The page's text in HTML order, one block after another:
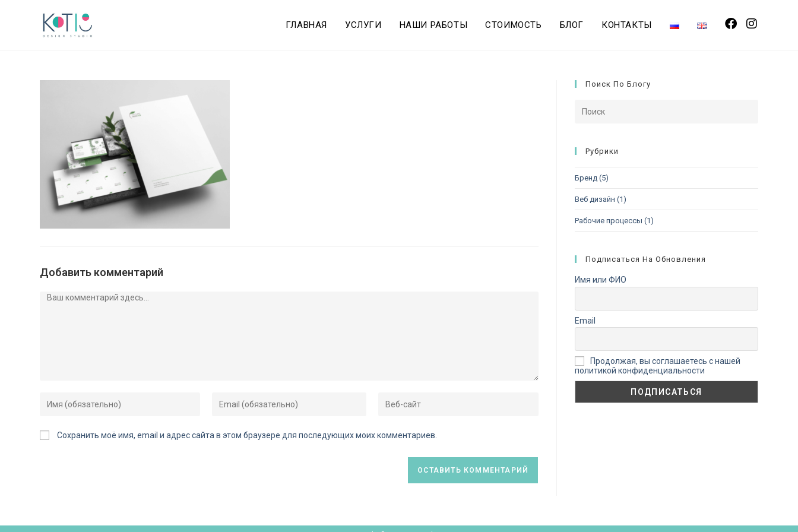
ГЛАВНАЯ УСЛУГИ НАШИ РАБОТЫ СТОИМОСТЬ БЛОГ КОНТАКТЫ
Добавить комментарий
Сохранить моё имя, email и адрес сайта в этом браузере для последующих моих комментариев.
Поиск По Блогу
Рубрики
Бренд (5)
Веб дизайн (1)
Рабочие процессы (1)
Подписаться На Обновления
Имя или ФИО
Email
Продолжая, вы соглашаетесь с нашей
политикой конфиденциальности